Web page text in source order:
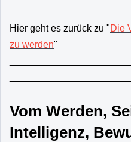
Hier geht es zurück zu "Die
zu werden"
Vom Werden,
Intelligenz,